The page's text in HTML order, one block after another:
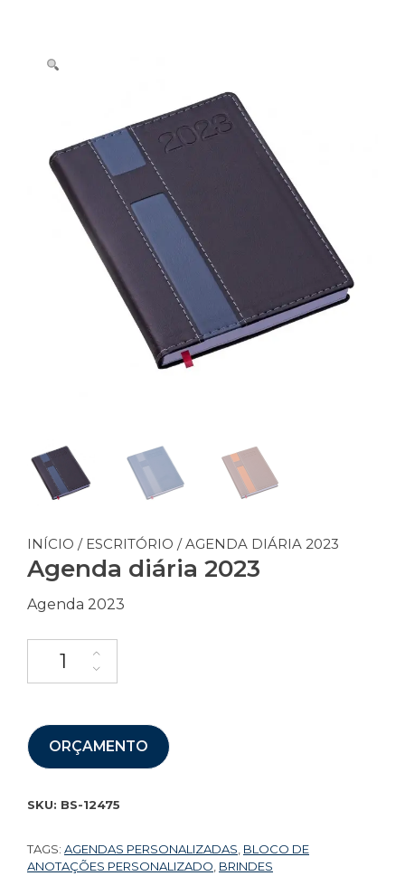
INÍCIO / ESCRITÓRIO / AGENDA DIÁRIA 2023
Agenda diária 2023
Agenda 2023
ORÇAMENTO
SKU: BS-12475
TAGS: AGENDAS PERSONALIZADAS BLOCO DE
ANOTAÇÕES PERSONALIZADO BRINDES